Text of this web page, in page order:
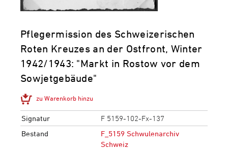
Pflegermission des Schweizerischen
Roten Kreuzes an der Ostfront, Winter
1942/1943: "Markt in Rostow vor dem
Sowjetgebäude"
zu Warenkorb hinzu
Signatur
F 5159-102-Fx-137
Bestand
F_5159 Schwulenarchiv
Schweiz